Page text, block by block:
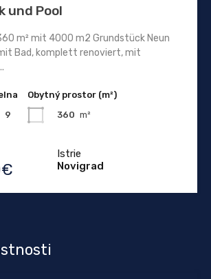
und Pool
m² mit 4000 m2 Grundstück Neun
Bad, komplett renoviert, mit
9
Obytný prostor (m²)
360 m²
Istrie
Novigrad